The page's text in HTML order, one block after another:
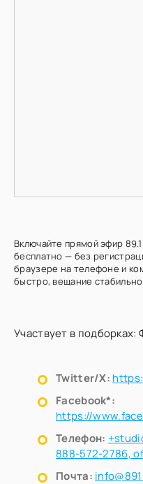
Включайте прямой эфир
бесплатно — без
браузере на телефоне и
быстро, вещание
Участвует в подборках:
Twitter/X:
Facebook*:
https://
Телефон:
888-572-2786,
Почта: